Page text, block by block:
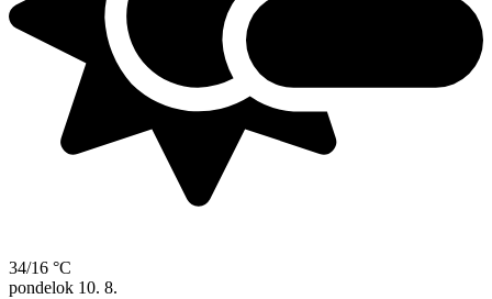
34/16 °C
pondelok 10. 8.